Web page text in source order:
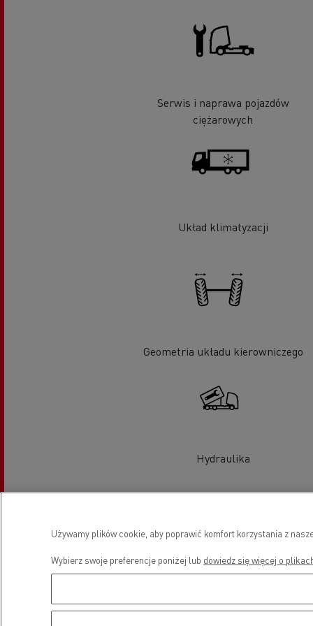
Serwis i naprawa pojazdów
ciężarowych
Układ klimatyzacji
Geometria układu kierowniczego
Hydraulika
Używamy plików cookie, aby poprawić komfort korzystania z
Wybierz swoje preferencje poniżej lub dowiedz się więcej o